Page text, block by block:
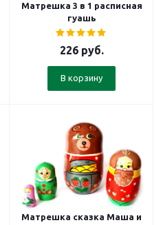
Матрешка 3 в 1 расписная
гуашь
226руб.
В корзину
Матрешка сказка Маша и